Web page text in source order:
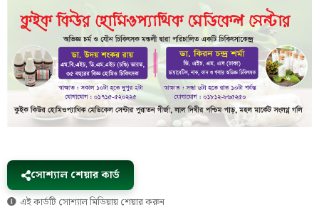
সোশ্যাল শেয়ার কার্ড
এই কার্ডটি সোশ্যাল মিডিয়ায় শেয়ার করুন